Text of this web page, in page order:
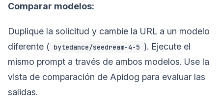
Comparar modelos:
Duplique la solicitud y cambie la URL a un modelo
diferente ( bytedance/seedream-4-5 ). Ejecute el
mismo prompt a través de ambos modelos. Use la
vista de comparación de Apidog para evaluar las
salidas.